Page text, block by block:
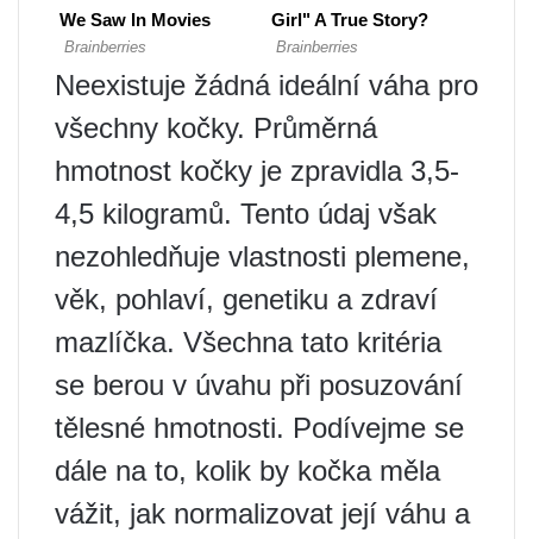
Neexistuje žádná ideální váha pro
všechny kočky. Průměrná
hmotnost kočky je zpravidla 3,5-
4,5 kilogramů. Tento údaj však
nezohledňuje vlastnosti plemene,
věk, pohlaví, genetiku a zdraví
mazlíčka. Všechna tato kritéria
se berou v úvahu při posuzování
tělesné hmotnosti. Podívejme se
dále na to, kolik by kočka měla
vážit, jak normalizovat její váhu a